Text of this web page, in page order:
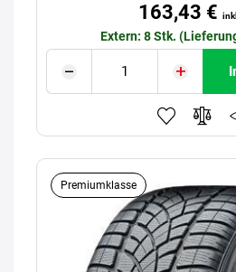
163,43 €
Extern: 8 Stk.
Premiumklasse